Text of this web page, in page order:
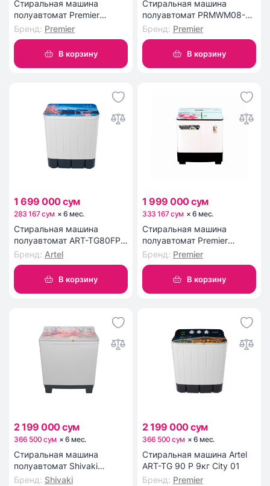
Стиральная машина
полуавтомат Premier
PRMWM07-CCP
Бренд: Premier
В корзину
Стиральная машина
полуавтомат PRMWM08-
CCP
Бренд: Premier
В корзину
1 699 000 сум
283 167 сум ×6 мес.
Стиральная машина
полуавтомат ART-TG80FP
NATURE 01
Бренд: Artel
В корзину
1 999 000 сум
333 167 сум ×6 мес.
Стиральная машина
полуавтомат Premier
PRMWM07-CCP8
Бренд: Premier
В корзину
2 199 000 сум
366 500 сум ×6 мес.
Стиральная машина
полуавтомат Shivaki
TG80FMP Nature 01
Бренд: Shivaki
2 199 000 сум
366 500 сум ×6 мес.
Стиральная машина Artel
ART-TG 90 P 9кг City 01
Бренд: Premier